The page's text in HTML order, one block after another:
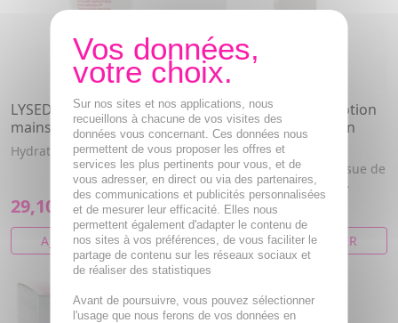
LYSEDIA Revitalage Crème
mains jeunesse tube 50ml
Hydrate et atténue les tâches
29,10€
AJOUTER AU PANIER
LYSEDIA Revitalage lotion
régénérante S5 flacon
150ml
Lotion rééquilibrante issue de
la médecine esthétique.
47,87€
AJOUTER AU PANIER
Sur nos sites et nos applications, nous
recueillons à chacune de vos visites des
données vous concernant. Ces données nous
permettent de vous proposer les offres et
services les plus pertinents pour vous, et de
vous adresser, en direct ou via des partenaires,
des communications et publicités personnalisées
et de mesurer leur efficacité. Elles nous
permettent également d'adapter le contenu de
nos sites à vos préférences, de vous faciliter le
partage de contenu sur les réseaux sociaux et
de réaliser des statistiques
Avant de poursuivre, vous pouvez sélectionner
l'usage que nous ferons de vos données en